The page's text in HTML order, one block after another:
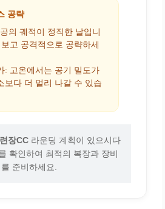
공략
의 궤적이 정직한 날입니
고 공격적으로 공략하세
: 고온에서는 공기 밀도가
보다 더 멀리 나갈 수 있습
장CC 라운딩 계획이 있으시다
확인하여 최적의 복장과 장비
를 준비하세요.